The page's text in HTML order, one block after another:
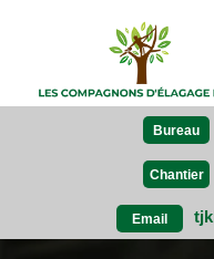
Bureau
Chantier
Email